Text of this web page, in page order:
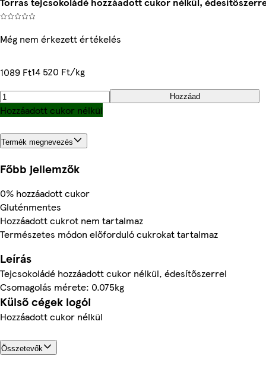
Még nem érkezett értékelés
1089 Ft14 520 Ft/kg
Hozzáad
Hozzáadott cukor nélkül
Termék megnevezés
Főbb jellemzők
0% hozzáadott cukor
Gluténmentes
Hozzáadott cukrot nem tartalmaz
Természetes módon előforduló cukrokat tartalmaz
Leírás
Tejcsokoládé hozzáadott cukor nélkül, édesítőszerrel
Csomagolás mérete: 0.075kg
Külső cégek logói
Hozzáadott cukor nélkül
Összetevők